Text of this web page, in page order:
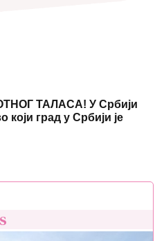
ТАЛАСА! У Србији
који град у Србији је